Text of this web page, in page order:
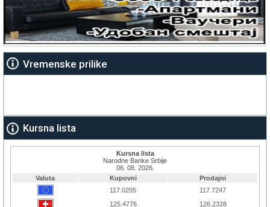
Vremenske prilike
Kursna lista